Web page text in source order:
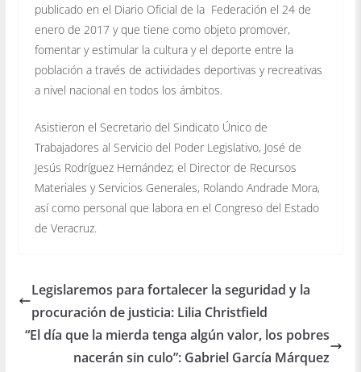
publicado en el Diario Oficial de la Federación el 24 de
enero de 2017 y que tiene como objeto promover,
fomentar y estimular la cultura y el deporte entre la
población a través de actividades deportivas y recreativas
a nivel nacional en todos los ámbitos.
Asistieron el Secretario del Sindicato Único de
Trabajadores al Servicio del Poder Legislativo, José de
Jesús Rodríguez Hernández; el Director de Recursos
Materiales y Servicios Generales, Rolando Andrade Mora,
así como personal que labora en el Congreso del Estado
de Veracruz.
Legislaremos para fortalecer la seguridad y la
procuración de justicia: Lilia Christfield
“El día que la mierda tenga algún valor, los pobres
nacerán sin culo”: Gabriel García Márquez